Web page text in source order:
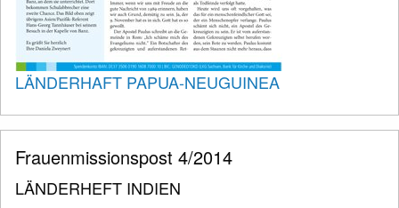
LÄNDERHAFT PAPUA-NEUGUINEA
Frauenmissionspost 4/2014
LÄNDERHEFT INDIEN